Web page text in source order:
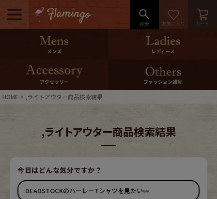
メニュー
500pt＆10％Offクーポンプレゼン
10％0ffクーポンプレゼント
お気に入り マイページ
店舗紹介 特集一覧
メンズ レディース
アクセサリー ファッション雑貨
HOME ,ライトアウター商品検索結果
,ライトアウター商品検索結果
今日はどんな気分ですか？
DEADSTOCKのハーレーTシャツを見たい👀